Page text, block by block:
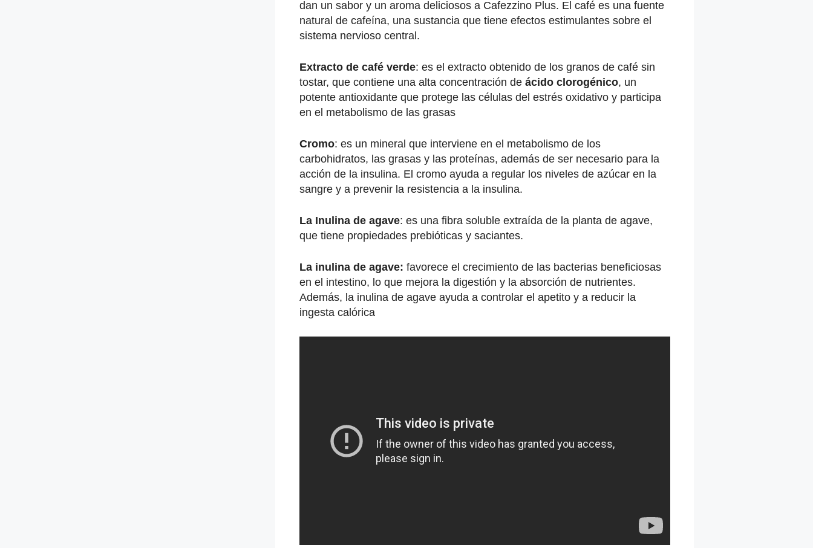
dan un sabor y un aroma deliciosos a Cafezzino Plus. El café es una fuente
natural de cafeína, una sustancia que tiene efectos estimulantes sobre el
sistema nervioso central.
Extracto de café verde: es el extracto obtenido de los granos de café sin
tostar, que contiene una alta concentración de ácido clorogénico, un
potente antioxidante que protege las células del estrés oxidativo y participa
en el metabolismo de las grasas
Cromo: es un mineral que interviene en el metabolismo de los
carbohidratos, las grasas y las proteínas, además de ser necesario para la
acción de la insulina. El cromo ayuda a regular los niveles de azúcar en la
sangre y a prevenir la resistencia a la insulina.
La Inulina de agave: es una fibra soluble extraída de la planta de agave,
que tiene propiedades prebióticas y saciantes.
La inulina de agave: favorece el crecimiento de las bacterias beneficiosas
en el intestino, lo que mejora la digestión y la absorción de nutrientes.
Además, la inulina de agave ayuda a controlar el apetito y a reducir la
ingesta calórica